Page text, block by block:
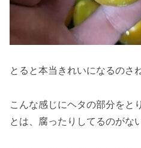
とると本当きれいになるのさね
こんな感じにヘタの部分をと
とは、腐ったりしてるのがな